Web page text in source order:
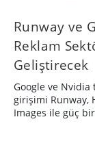
Runway ve
Reklam
Geliştirecek
Google ve Nvidia
girişimi Runway,
Images ile güç